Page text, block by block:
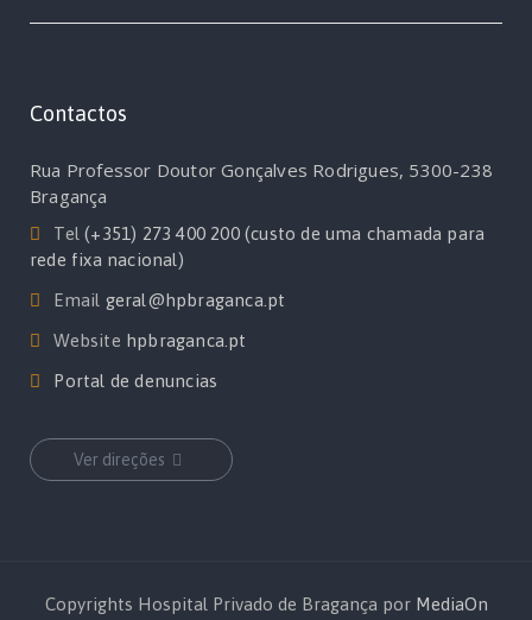
Contactos
Rua Professor Doutor Gonçalves Rodrigues, 5300-238
Bragança
Tel(+351) 273 400 200 (custo de uma chamada para
rede fixa nacional)
Email geral@hpbraganca.pt
Website hpbraganca.pt
Portal de denuncias
Ver direções
Copyrights Hospital Privado de Bragança por MediaOn